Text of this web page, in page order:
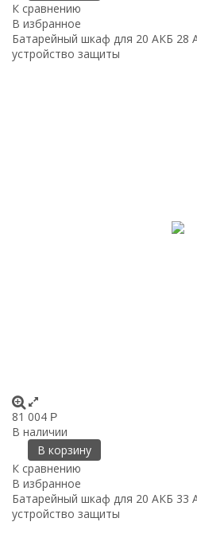
К сравнению
В избранное
Батарейный шкаф для 20 АКБ 28
устройство защиты
81 004 Р
В наличии
В корзину
К сравнению
В избранное
Батарейный шкаф для 20 АКБ 33
устройство защиты